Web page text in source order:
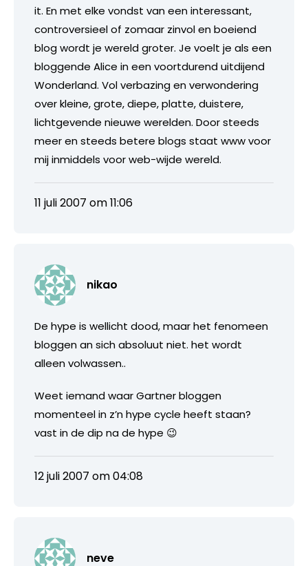
it. En met elke vondst van een interessant,
controversieel of zomaar zinvol en boeiend
blog wordt je wereld groter. Je voelt je als een
bloggende Alice in een voortdurend uitdijend
Wonderland. Vol verbazing en verwondering
over kleine, grote, diepe, platte, duistere,
lichtgevende nieuwe werelden. Door steeds
meer en steeds betere blogs staat www voor
mij inmiddels voor web-wijde wereld.
11 juli 2007 om 11:06
nikao
De hype is wellicht dood, maar het fenomeen
bloggen an sich absoluut niet. het wordt
alleen volwassen..
Weet iemand waar Gartner bloggen
momenteel in z’n hype cycle heeft staan?
vast in de dip na de hype 😉
12 juli 2007 om 04:08
neve